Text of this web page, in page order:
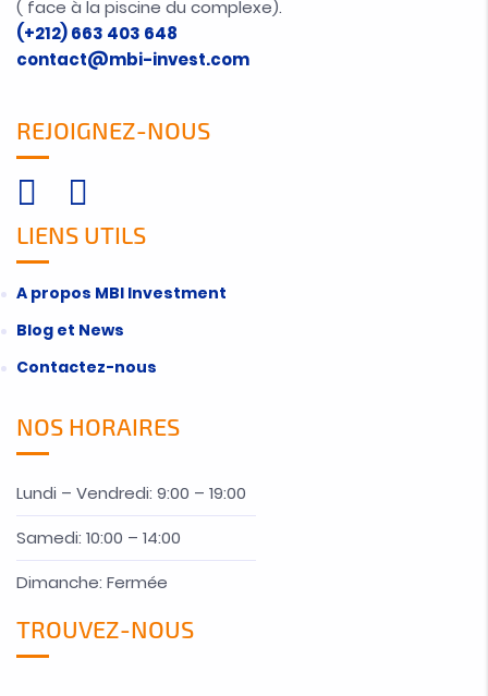
( face à la piscine du complexe).
(+212) 663 403 648
contact@mbi-invest.com
REJOIGNEZ-NOUS
LIENS UTILS
A propos MBI Investment
Blog et News
Contactez-nous
NOS HORAIRES
Lundi – Vendredi: 9:00 – 19:00
Samedi: 10:00 – 14:00
Dimanche: Fermée
TROUVEZ-NOUS